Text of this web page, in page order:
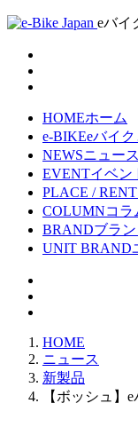
eバイ
HOMEホーム
e-BIKEeバイ
NEWSニュース
EVENTイベン
PLACE / RENT
COLUMNコラ
BRANDブラン
UNIT BRAND
HOME
ニュース
新製品
【ボッシュ】